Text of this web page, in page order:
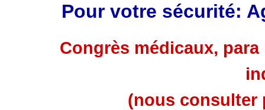
Pour votre sécurité:
Congrès médicaux,
(nous consulter